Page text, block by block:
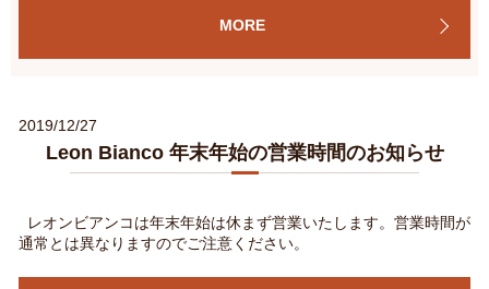
MORE
2019/12/27
Leon Bianco 年末年始の営業時間のお知らせ
レオンビアンコは年末年始は休まず営業いたします。営業時間が
通常とは異なりますのでご注意ください。